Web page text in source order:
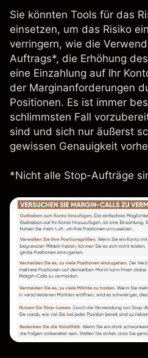
Sie könnten Tools für das
einsetzen, um das Risiko
verringern, wie die
Auftrags*, die Erhöhung
eine Einzahlung auf Ihr
der Marginanforderungen
Positionen. Es ist immer
schlimmsten Fall
sind und sich nur äußerst
gewissen Genauigkeit
*Nicht alle Stop-Aufträge